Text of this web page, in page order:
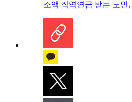
소액 직역연금 받는 노인